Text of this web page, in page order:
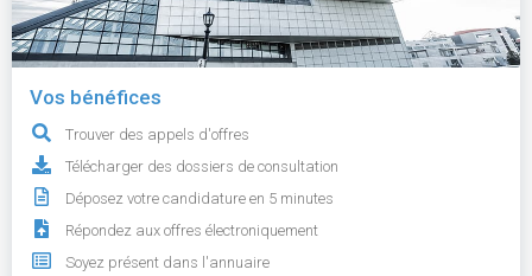
Vos bénéfices
Trouver des appels d'offres
Télécharger des dossiers de consultation
Déposez votre candidature en 5 minutes
Répondez aux offres électroniquement
Soyez présent dans l'annuaire